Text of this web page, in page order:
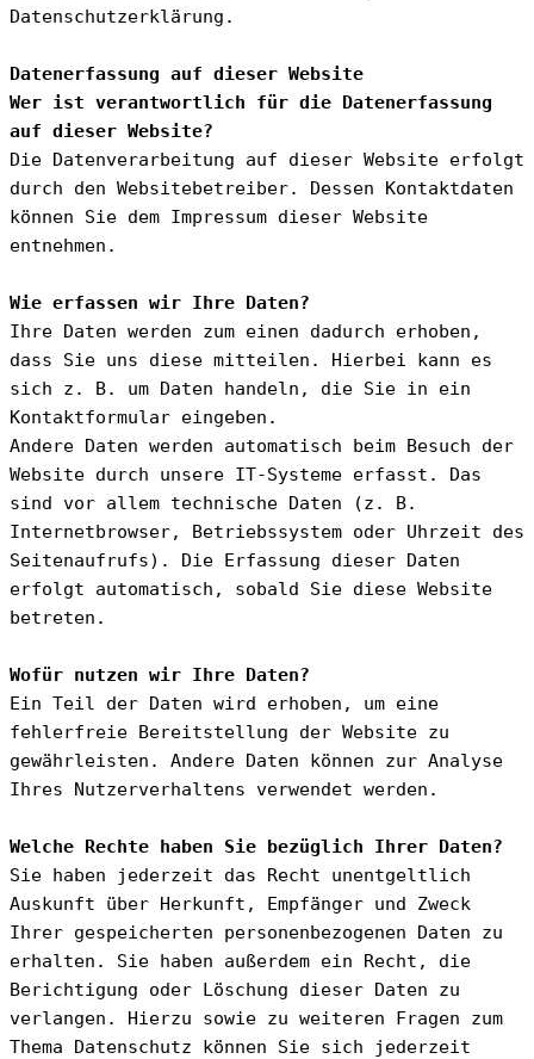
Datenschutzerklärung.
Datenerfassung auf dieser Website
Wer ist verantwortlich für die Datenerfassung
auf dieser Website?
Die Datenverarbeitung auf dieser Website erfolgt
durch den Websitebetreiber. Dessen Kontaktdaten
können Sie dem Impressum dieser Website
entnehmen.
Wie erfassen wir Ihre Daten?
Ihre Daten werden zum einen dadurch erhoben,
dass Sie uns diese mitteilen. Hierbei kann es
sich z. B. um Daten handeln, die Sie in ein
Kontaktformular eingeben.
Andere Daten werden automatisch beim Besuch der
Website durch unsere IT-Systeme erfasst. Das
sind vor allem technische Daten (z. B.
Internetbrowser, Betriebssystem oder Uhrzeit des
Seitenaufrufs). Die Erfassung dieser Daten
erfolgt automatisch, sobald Sie diese Website
betreten.
Wofür nutzen wir Ihre Daten?
Ein Teil der Daten wird erhoben, um eine
fehlerfreie Bereitstellung der Website zu
gewährleisten. Andere Daten können zur Analyse
Ihres Nutzerverhaltens verwendet werden.
Welche Rechte haben Sie bezüglich Ihrer Daten?
Sie haben jederzeit das Recht unentgeltlich
Auskunft über Herkunft, Empfänger und Zweck
Ihrer gespeicherten personenbezogenen Daten zu
erhalten. Sie haben außerdem ein Recht, die
Berichtigung oder Löschung dieser Daten zu
verlangen. Hierzu sowie zu weiteren Fragen zum
Thema Datenschutz können Sie sich jederzeit